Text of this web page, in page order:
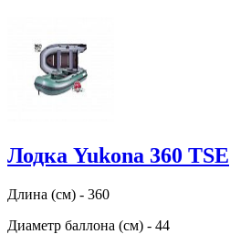
Лодка Yukona 360 TSE
Длина (см) - 360
Диаметр баллона (см) - 44